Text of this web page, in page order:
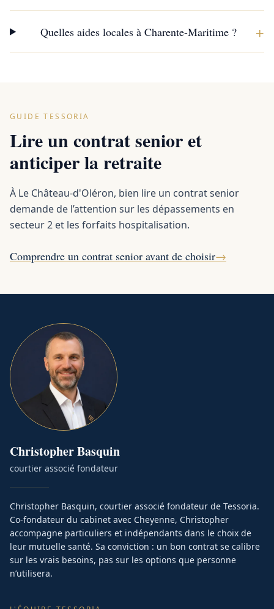
Quelles aides locales à Charente-Maritime ? +
GUIDE TESSORIA
Lire un contrat senior et
anticiper la retraite
À Le Château-d'Oléron, bien lire un contrat senior
demande de l’attention sur les dépassements en
secteur 2 et les forfaits hospitalisation.
Comprendre un contrat senior avant de choisir→
ChristopherBasquin
courtier associé fondateur
Christopher Basquin, courtier associé fondateur de Tessoria.
Co-fondateur du cabinet avec Cheyenne, Christopher
accompagne particuliers et indépendants dans le choix de
leur mutuelle santé. Sa conviction : un bon contrat se calibre
sur les vrais besoins, pas sur les options que personne
n’utilisera.